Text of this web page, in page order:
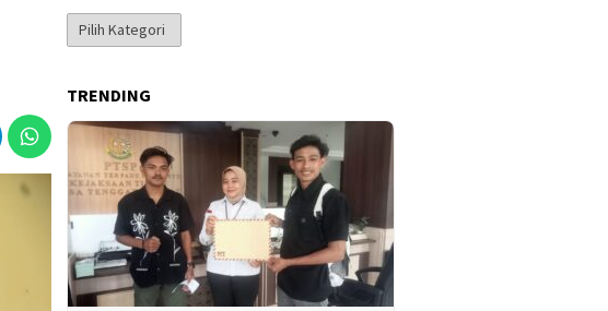
Kategori
Berita
TRENDING